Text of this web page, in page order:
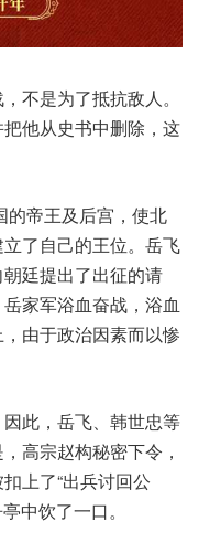
不是为了抵抗敌人。
他从史书中删除，这
的帝王及后宫，使北
了自己的王位。岳飞
廷提出了出征的请
家军浴血奋战，浴血
由于政治因素而以惨
此，岳飞、韩世忠等
高宗赵构秘密下令，
上了“出兵讨回公
中饮了一口。